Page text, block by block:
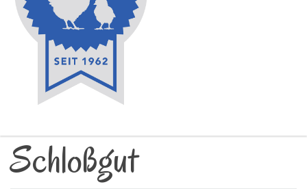
Schloßgut